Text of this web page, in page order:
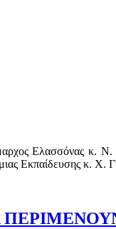
Ελασσόνας κ.
Εκπαίδευσης κ. Χ.